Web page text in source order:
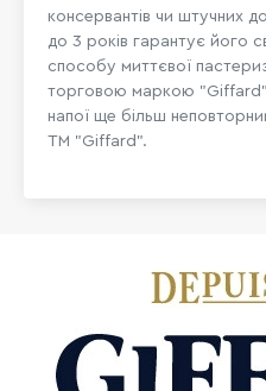
консервантів чи штучних
до 3 років гарантує його
способу миттєвої
торговою маркою
напої ще більш
ТМ "Giffard".